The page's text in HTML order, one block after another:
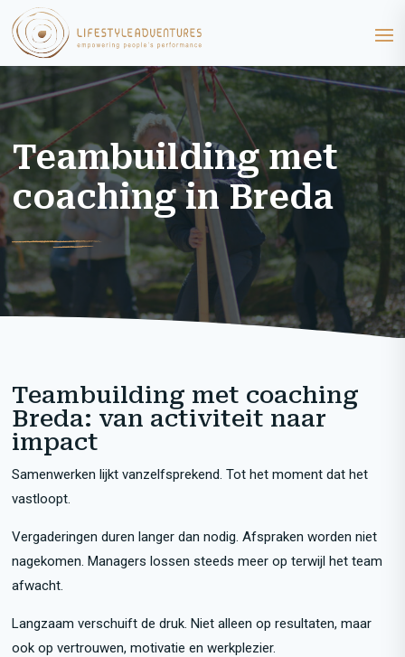
Teambuilding met
coaching in Breda
Teambuilding met coaching
Breda: van activiteit naar
impact
Samenwerken lijkt vanzelfsprekend. Tot het moment dat het
vastloopt.
Vergaderingen duren langer dan nodig. Afspraken worden niet
nagekomen. Managers lossen steeds meer op terwijl het team
afwacht.
Langzaam verschuift de druk. Niet alleen op resultaten, maar
ook op vertrouwen, motivatie en werkplezier.